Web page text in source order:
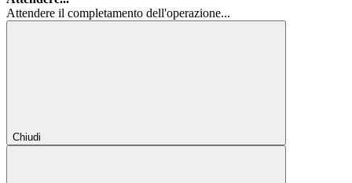
Attendere il completamento dell'operazione...
Chiudi